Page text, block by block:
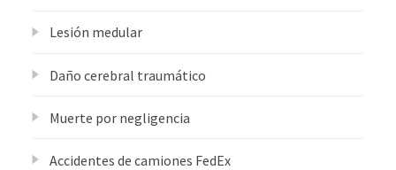
Lesión medular
Daño cerebral traumático
Muerte por negligencia
Accidentes de camiones FedEx